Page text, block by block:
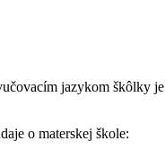
jazykom škôlky je
o materskej škole: